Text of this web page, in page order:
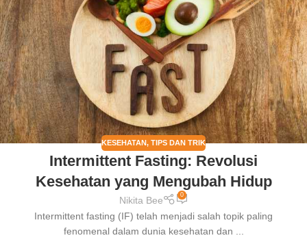
KESEHATAN, TIPS DAN TRIK
Intermittent Fasting: Revolusi
Kesehatan yang Mengubah Hidup
Nikita Bee 0
Intermittent fasting (IF) telah menjadi salah topik paling
fenomenal dalam dunia kesehatan dan ...